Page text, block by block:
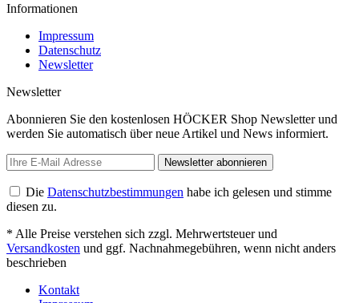
Informationen
Impressum
Datenschutz
Newsletter
Newsletter
Abonnieren Sie den kostenlosen HÖCKER Shop Newsletter und
werden Sie automatisch über neue Artikel und News informiert.
Newsletter abonnieren
Die Datenschutzbestimmungen habe ich gelesen und stimme
diesen zu.
* Alle Preise verstehen sich zzgl. Mehrwertsteuer und
Versandkosten und ggf. Nachnahmegebühren, wenn nicht anders
beschrieben
Kontakt